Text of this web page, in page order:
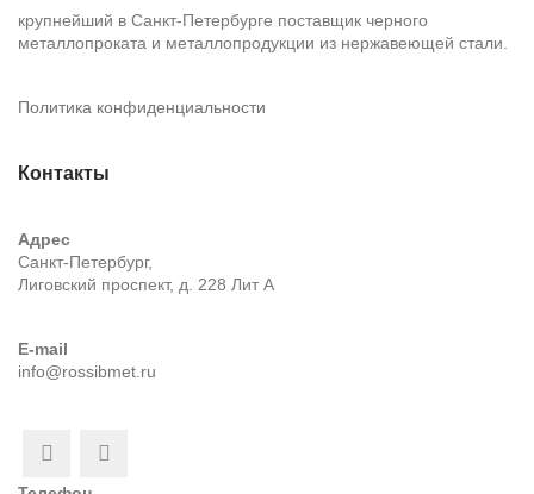
крупнейший в Санкт-Петербурге поставщик черного
металлопроката и металлопродукции из нержавеющей стали.
Политика конфиденциальности
Контакты
Адрес
Санкт-Петербург,
Лиговский проспект, д. 228 Лит А
E-mail
info@rossibmet.ru